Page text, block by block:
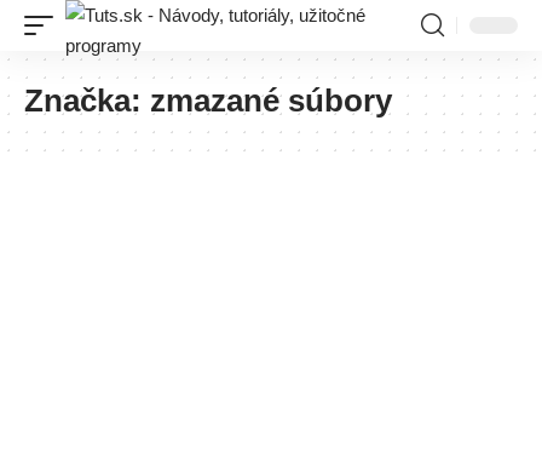
Značka: zmazané súbory